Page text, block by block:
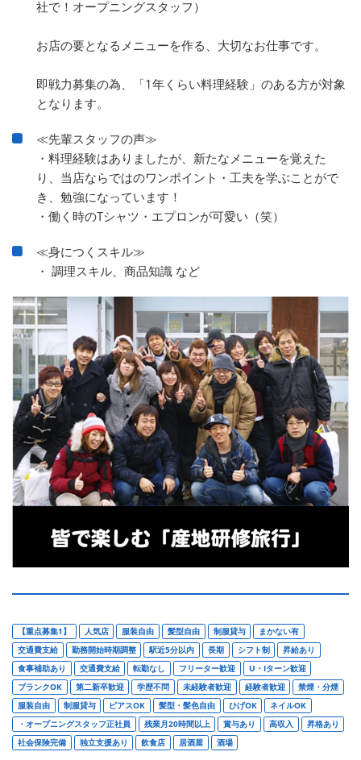
社で！オープニングスタッフ）
お店の要となるメニューを作る、大切なお仕事です。
即戦力募集の為、「1年くらい料理経験」のある方が対象
となります。
≪先輩スタッフの声≫
・料理経験はありましたが、新たなメニューを覚えた
り、当店ならではのワンポイント・工夫を学ぶことがで
き、勉強になっています！
・働く時のTシャツ・エプロンが可愛い（笑）
≪身につくスキル≫
・ 調理スキル、商品知識 など
【重点募集1】 人気店 服装自由 髪型自由 制服貸与
まかない有
交通費支給
勤務開始時期調整 駅近5分以内 長期 シフト制
昇給あり
食事補助あり
交通費支給 転勤なし フリーター歓迎
U・Iターン歓迎
ブランクOK
第二新卒歓迎 学歴不問 未経験者歓迎 経験者歓迎
禁煙・分煙
服装自由
制服貸与 ピアスOK 髪型・髪色自由 ひげOK
ネイルOK
・オープニングスタッフ正社員
残業月20時間以上 賞与あり 高収入
昇格あり
社会保険完備
独立支援あり 飲食店 居酒屋 酒場